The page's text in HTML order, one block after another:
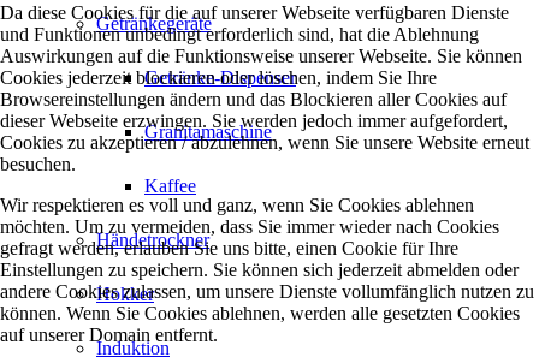
Getränkegeräte
Getränke-Dispenser
Granitamaschine
Kaffee
Händetrockner
Hokker
Induktion
Da diese Cookies für die auf unserer Webseite verfügbaren Dienste
und Funktionen unbedingt erforderlich sind, hat die Ablehnung
Auswirkungen auf die Funktionsweise unserer Webseite. Sie können
Cookies jederzeit blockieren oder löschen, indem Sie Ihre
Browsereinstellungen ändern und das Blockieren aller Cookies auf
dieser Webseite erzwingen. Sie werden jedoch immer aufgefordert,
Cookies zu akzeptieren / abzulehnen, wenn Sie unsere Website erneut
besuchen.
Wir respektieren es voll und ganz, wenn Sie Cookies ablehnen
möchten. Um zu vermeiden, dass Sie immer wieder nach Cookies
gefragt werden, erlauben Sie uns bitte, einen Cookie für Ihre
Einstellungen zu speichern. Sie können sich jederzeit abmelden oder
andere Cookies zulassen, um unsere Dienste vollumfänglich nutzen zu
können. Wenn Sie Cookies ablehnen, werden alle gesetzten Cookies
auf unserer Domain entfernt.